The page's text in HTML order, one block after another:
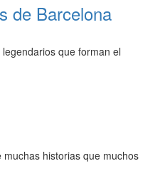
de Barcelona
que forman el
historias que muchos